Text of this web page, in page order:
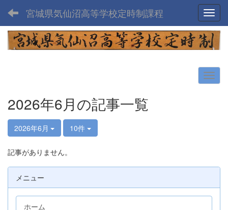
宮城県気仙沼高等学校定時制課程
2026年6月の記事一覧
2026年6月 10件
記事がありません。
メニュー
ホーム